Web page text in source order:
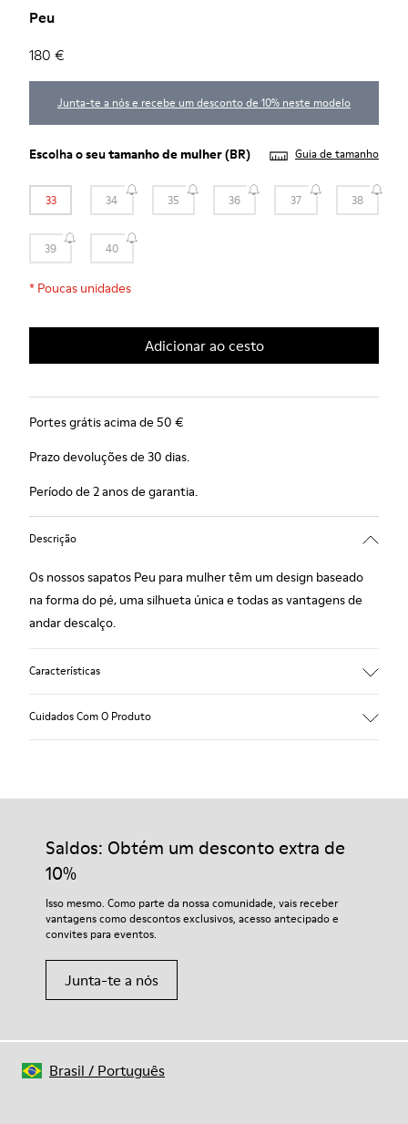
Peu
180 €
Junta-te a nós e recebe um desconto de 10% neste modelo
Escolha o seutamanho de mulher(BR) Guia de tamanho
33 34 35 36 37 38
39 40
* Poucas unidades
Adicionar ao cesto
Portes grátis acima de 50 €
Prazo devoluções de 30 dias.
Período de 2 anos de garantia.
Descrição
Os nossos sapatos Peu para mulher têm um design baseado
na forma do pé, uma silhueta única e todas as vantagens de
andar descalço.
Características
Forro: 52% Pele Suína, 40% Poliéster, 8% Têxtil.
Cuidados Com O Produto
Os nossos sapatos são fabricados com materiais
garantir que duram mais tempo.
Para instruções detalhadas sobre como cuidar do teu par,
visita o nossoGuia de Cuidados para Sapatos.
Saldos: Obtém um desconto extra de
10%
Isso mesmo. Como parte da nossa comunidade, vais receber
vantagens como descontos exclusivos, acesso antecipado e
convites para eventos.
Junta-te a nós
Brasil / Português